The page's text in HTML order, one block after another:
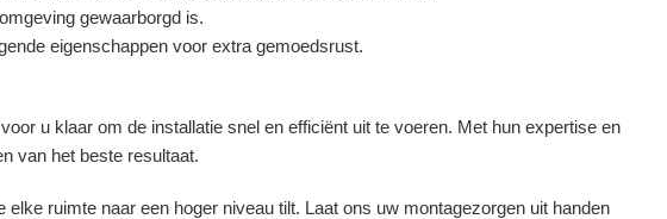
gewaarborgd is.
eigenschappen voor extra gemoedsrust.
u klaar om de installatie snel en efficiënt uit te voeren. Met hun expertise en
van het beste resultaat.
ruimte naar een hoger niveau tilt. Laat ons uw montagezorgen uit handen